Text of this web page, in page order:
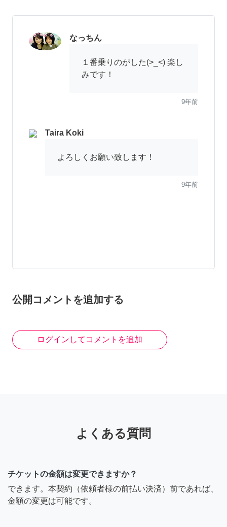
なっちん
１番乗りのがした(>_<) 楽し
みです！
9年前
Taira Koki
よろしくお願い致します！
9年前
公開コメントを追加する
ログインしてコメントを追加
よくある質問
チケットの金額は変更できますか？
できます。本契約（依頼者様の前払い決済）前であれば、
金額の変更は可能です。